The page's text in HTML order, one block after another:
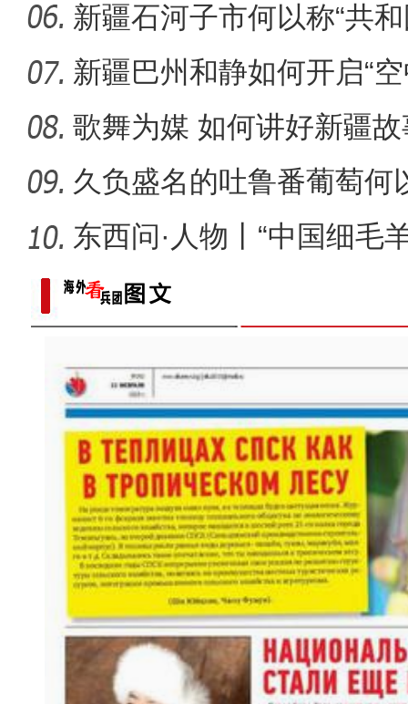
新疆石河子市何以称“共
新疆巴州和静如何开启“
歌舞为媒 如何讲好新疆
久负盛名的吐鲁番葡萄何
东西问·人物丨“中国细毛
脚